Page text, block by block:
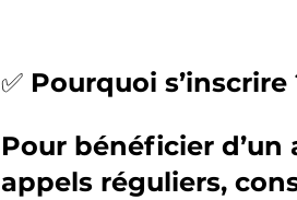
✅ Pourquoi s’inscrire
Pour bénéficier
appels réguliers,